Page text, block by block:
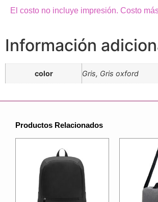
El costo no incluye impresión. Costo
Información
color Gris, Gris oxford
Productos Relacionados